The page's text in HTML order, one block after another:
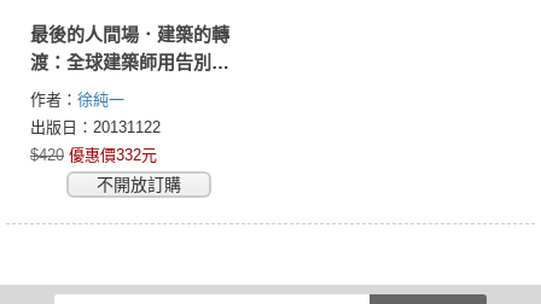
最後的人間場．建築的轉
渡：全球建築師用告別來
探討生命的建築詩篇
作者： 徐純一
出版日：20131122
$420 優惠價332元
不開放訂購